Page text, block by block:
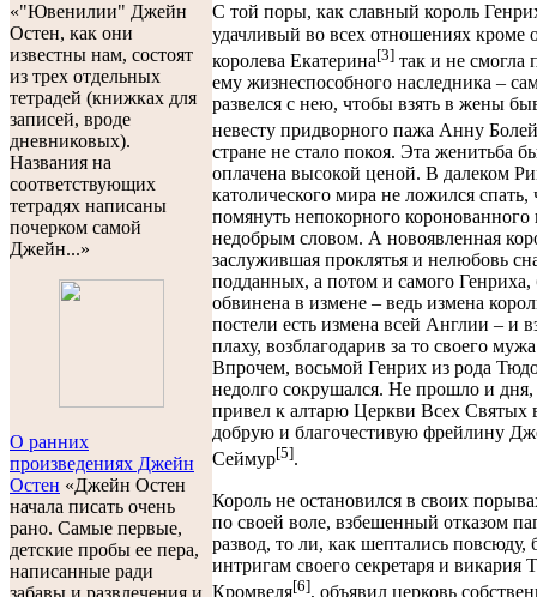
«"Ювенилии" Джейн
Остен, как они
известны нам, состоят
из трех отдельных
тетрадей (книжках для
записей, вроде
дневниковых).
Названия на
соответствующих
тетрадях написаны
почерком самой
Джейн...»
О ранних
произведениях Джейн
Остен «Джейн Остен
начала писать очень
рано. Самые первые,
детские пробы ее пера,
написанные ради
забавы и развлечения и
С той поры, как славный король
удачливый во всех отношениях кроме
королева Екатерина[3] так и не смогла
ему жизнеспособного наследника –
развелся с нею, чтобы взять в жены
невесту придворного пажа Анну
стране не стало покоя. Эта женитьба
оплачена высокой ценой. В далеком
католического мира не ложился спать,
помянуть непокорного коронованного
недобрым словом. А новоявленная
заслужившая проклятья и нелюбовь
подданных, а потом и самого Генриха,
обвинена в измене – ведь измена
постели есть измена всей Англии – и
плаху, возблагодарив за то своего
Впрочем, восьмой Генрих из рода
недолго сокрушался. Не прошло и дня,
привел к алтарю Церкви Всех Святых
добрую и благочестивую фрейлину
Сеймур[5].
Король не остановился в своих
по своей воле, взбешенный отказом
развод, то ли, как шептались повсюду,
интригам своего секретаря и викария
Кромвеля[6], объявил церковь